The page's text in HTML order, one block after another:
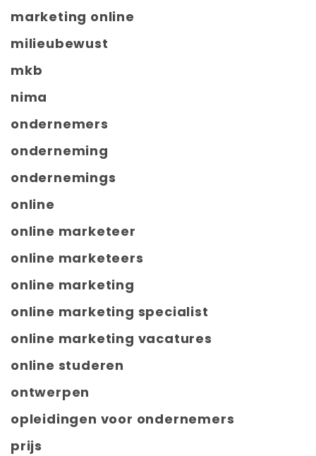
marketing online
milieubewust
mkb
nima
ondernemers
onderneming
ondernemings
online
online marketeer
online marketeers
online marketing
online marketing specialist
online marketing vacatures
online studeren
ontwerpen
opleidingen voor ondernemers
prijs